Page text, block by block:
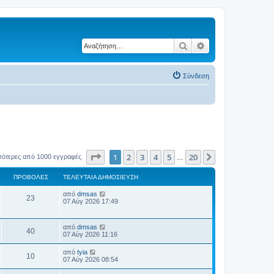
Αναζήτηση
Σύνδεση
από 1000 εγγραφές Σελίδα1 από 20
1 2 3 4 5 20
ΠΡΟΒΟΛΈΣ ΤΕΛΕΥΤΑΊΑ ΔΗΜΟΣΊΕΥΣΗ
23
ο
β
Τ
ε
τ
α
ί
α
δ
από dmsas
07 Αύγ 2026 17:49
40Π
ρ
Τ
ε
υ
τ
α
από dmsas
07 Αύγ 2026 11:16
10Π
ρ
Τ
ε
από tyia
07 Αύγ 2026 08:54